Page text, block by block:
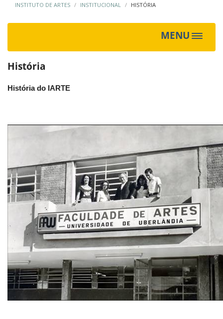
INSTITUTO DE ARTES INSTITUCIONAL HISTÓRIA
MENU
Toggle
História
História do IARTE